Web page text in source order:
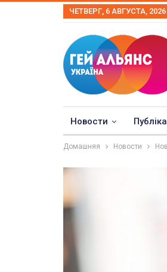
ЧЕТВЕРГ, 6 АВГУСТА, 2026
Новости
Домашняя Новости